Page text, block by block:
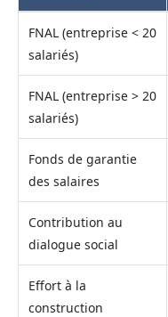
FNAL (entreprise < 20
salariés)
FNAL (entreprise > 20
salariés)
Fonds de garantie
des salaires
Contribution au
dialogue social
Effort à la
construction